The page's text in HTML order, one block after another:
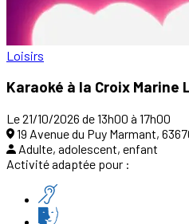
Loisirs
Karaoké à la Croix Marine
Le 21/10/2026 de 13h00 à 17h00
19 Avenue du Puy Marmant,
Adulte, adolescent, enfant
Activité adaptée pour :